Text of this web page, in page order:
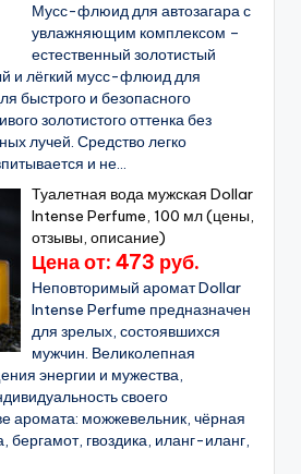
Мусс-флюид для автозагара с
увлажняющим комплексом –
естественный золотистый
и лёгкий мусс-флюид для
быстрого и безопасного
золотистого оттенка без
лучей. Средство легко
и не...
Туалетная вода мужская Dollar
Intense Perfume, 100 мл (цены,
отзывы, описание)
Цена от: 473 руб.
Неповторимый аромат Dollar
Intense Perfume предназначен
для зрелых, состоявшихся
мужчин. Великолепная
энергии и мужества,
своего
аромата: можжевельник, чёрная
бергамот, гвоздика, иланг-иланг,